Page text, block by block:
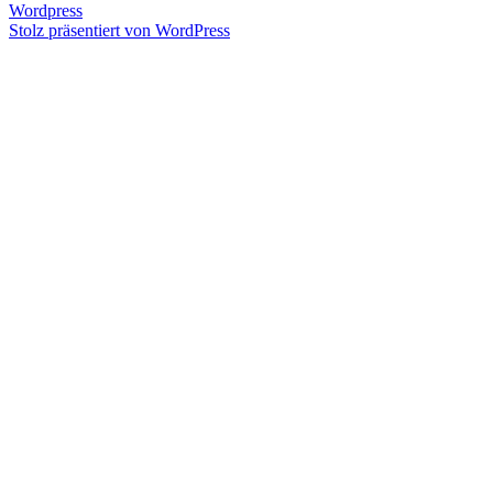
am
Wordpress
Stolz präsentiert von WordPress